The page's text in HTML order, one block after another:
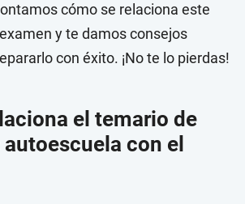
cómo se relaciona este
y te damos consejos
con éxito. ¡No te lo pierdas!
el temario de
con el